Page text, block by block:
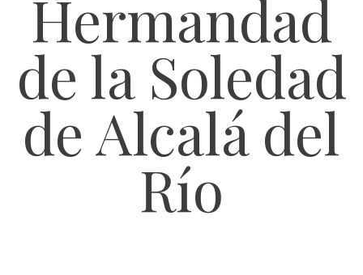
Hermandad
de la Soledad
de Alcalá del
Río